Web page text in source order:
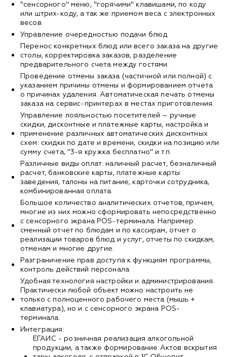
"сенсорного" меню, "горячими" клавишами, по коду
или штрих-коду, а так же приемом веса с электронных
весов.
Управление очередностью подачи блюд.
Перенос конкретных блюд или всего заказа на другие
столы, корректировка заказов, разделение
предварительного счета между гостями.
Проведение отмены заказа (частичной или полной) с
указанием причины отмены и формированием отчета
о причинах удаления. Автоматическая печать отмены
заказа на сервис-принтерах в местах приготовления.
Управление лояльностью посетителей – ручные
скидки, дисконтные и платежные карты, настройка и
применение различных автоматических дисконтных
схем: скидки по дате и времени, скидки на позицию или
сумму счета, "3-я кружка бесплатно" и т.п.
Различные виды оплат: наличный расчет, безналичный
расчет, банковские карты, платежные карты
заведения, талоны на питание, карточки сотрудника,
комбинированная оплата.
Большое количество аналитических отчетов, причем,
многие из них можно сформировать непосредственно
с сенсорного экрана POS-терминала. Например:
сменный отчет по блюдам и по кассирам, отчет о
реализации товаров блюд и услуг, отчеты по скидкам,
отменам и многие другие.
Разграничение прав доступа к функциям программы,
контроль действий персонала.
Удобная технология настройки и администрирования.
Практически любой объект можно настроить не
только с полноценного рабочего места (мышь +
клавиатура), но и с сенсорного экрана POS-
терминала.
Интеграция:
EГАИС - розничная реализация алкогольной
продукции, а также формирование Актов вскрытия